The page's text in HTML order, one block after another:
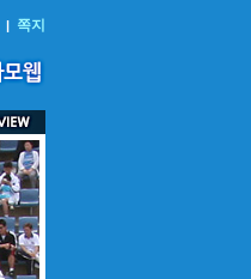
| 쪽지